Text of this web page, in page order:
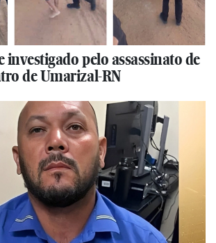
investigado pelo assassinato de
de Umarizal-RN